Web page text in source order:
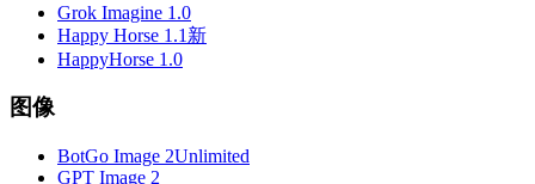
Grok Imagine 1.0
Happy Horse 1.1 新
HappyHorse 1.0
图像
BotGo Image 2Unlimited
GPT Image 2